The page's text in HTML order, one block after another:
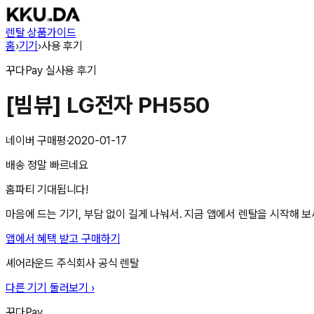
렌탈 상품가이드
홈›기기›사용 후기
꾸다Pay 실사용 후기
[빔뷰] LG전자 PH550
네이버 구매평·2020-01-17
배송 정말 빠르네요
홈파티 기대됩니다!
마음에 드는 기기, 부담 없이 길게 나눠서. 지금 앱에서 렌탈을 시작해 보
앱에서 혜택 받고 구매하기
셰어라운드 주식회사 공식 렌탈
다른 기기 둘러보기 ›